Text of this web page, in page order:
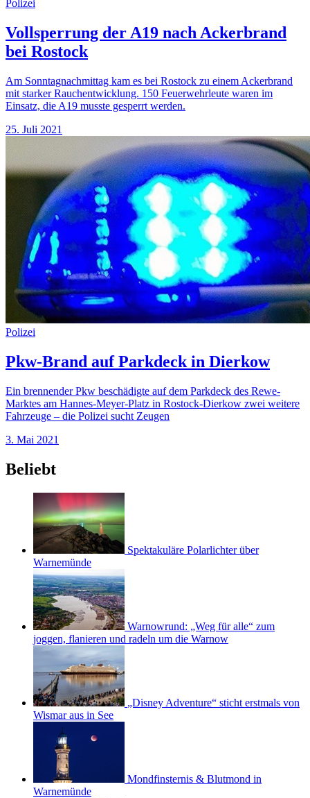
Polizei
Vollsperrung der A19 nach Ackerbrand
bei Rostock
Am Sonntagnachmittag kam es bei Rostock zu einem Ackerbrand
mit starker Rauchentwicklung. 150 Feuerwehrleute waren im
Einsatz, die A19 musste gesperrt werden.
25. Juli 2021
Polizei
Pkw-Brand auf Parkdeck in Dierkow
Ein brennender Pkw beschädigte auf dem Parkdeck des Rewe-
Marktes am Hannes-Meyer-Platz in Rostock-Dierkow zwei weitere
Fahrzeuge – die Polizei sucht Zeugen
3. Mai 2021
Beliebt
Spektakuläre Polarlichter über
Warnemünde
Warnowrund: „Weg für alle“ zum
joggen, flanieren und radeln um die Warnow
„Disney Adventure“ sticht erstmals von
Wismar aus in See
Mondfinsternis & Blutmond in
Warnemünde